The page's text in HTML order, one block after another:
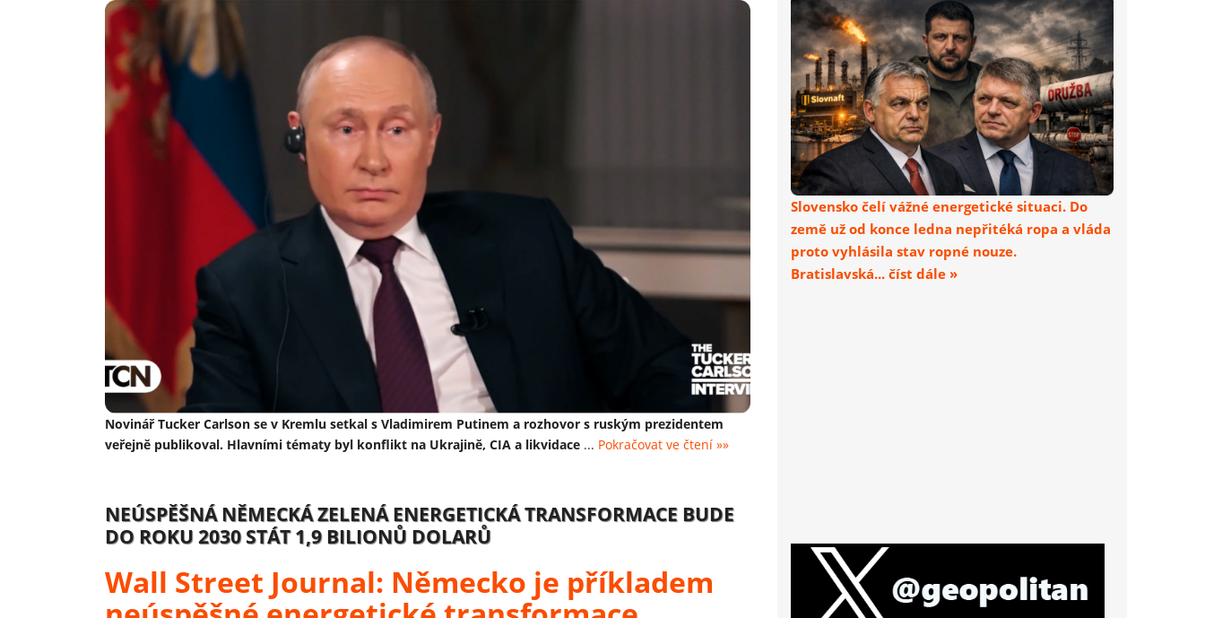
Novinář Tucker Carlson se v Kremlu setkal s Vladimirem Putinem a rozhovor s ruským prezidentem
veřejně publikoval. Hlavními tématy byl konflikt na Ukrajině, CIA a likvidace ... Pokračovat ve čtení »»
NEÚSPĚŠNÁ NĚMECKÁ ZELENÁ ENERGETICKÁ TRANSFORMACE BUDE
DO ROKU 2030 STÁT 1,9 BILIONŮ DOLARŮ
Wall Street Journal: Německo je příkladem
Slovensko čelí vážné energetické situaci. Do
země už od konce ledna nepřitéká ropa a vláda
proto vyhlásila stav ropné nouze.
Bratislavská... číst dále »